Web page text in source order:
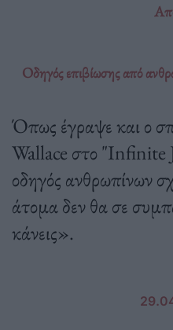
Οδηγός επιβίωσης από
Όπως έγραψε και ο
Wallace στο "Infinite
οδηγός ανθρωπίνων
άτομα δεν θα σε
κάνεις».